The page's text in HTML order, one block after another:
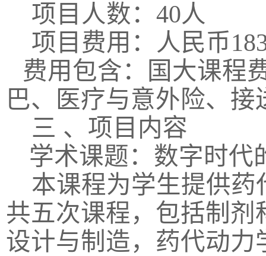
项目人数： 40人
项目费用：人民币
费用包含：国大课程
巴、医疗与意外险、
三 、项目内容
学术课题：数字时代
本课程为学生提供
共五次课程，包括制
设计与制造，药代动